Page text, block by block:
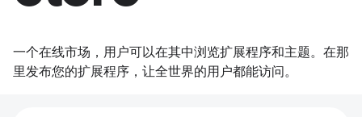
一个在线市场，用户可以在其中浏览扩展程序和主题。在那
里发布您的扩展程序，让全世界的用户都能访问。